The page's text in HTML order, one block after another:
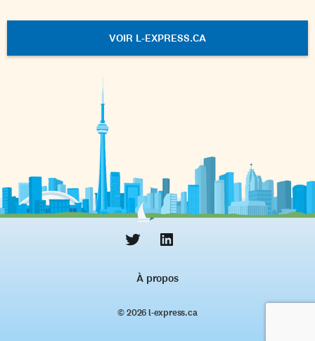
VOIR L-EXPRESS.CA
À propos
© 2026 l‑express.ca